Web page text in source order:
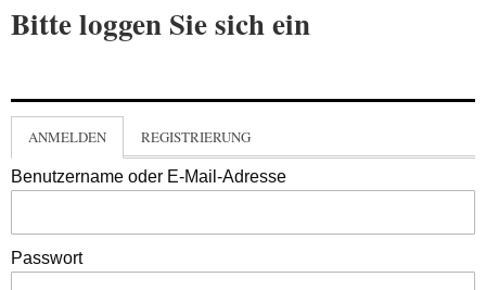
Bitte loggen Sie sich ein
ANMELDEN REGISTRIERUNG
Benutzername oder E-Mail-Adresse
Passwort